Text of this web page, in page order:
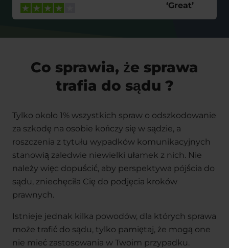
‘Great’
Co sprawia, że sprawa
trafia do sądu ?
Tylko około 1% wszystkich spraw o odszkodowanie
za szkodę na osobie kończy się w sądzie, a
roszczenia z tytułu wypadków komunikacyjnych
stanowią zaledwie niewielki ułamek z nich. Nie
należy więc dopuścić, aby perspektywa pójścia do
sądu, zniechęciła Cię do podjęcia kroków
prawnych.
Istnieje jednak kilka powodów, dla których sprawa
może trafić do sądu, tylko pamiętaj, że mogą one
nie mieć zastosowania w Twoim przypadku.